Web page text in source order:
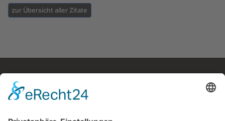
zur Übersicht aller Zitate
Kostenloses E-Book
Memento Mori
Eine philosophische Meditation über das Leben, den